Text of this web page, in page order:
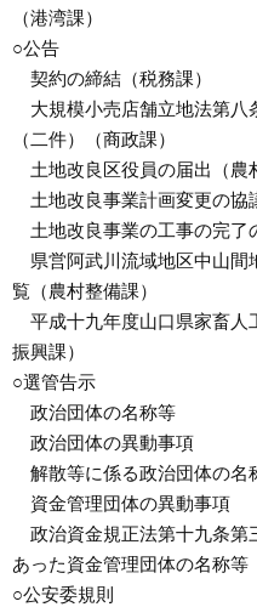
（港湾課）
○公告
契約の締結（税務課）
大規模小売店舗立地法第八
（二件）（商政課）
土地改良区役員の届出（農
土地改良事業計画変更の協
土地改良事業の工事の完了
県営阿武川流域地区中山間
覧（農村整備課）
平成十九年度山口県家畜人
振興課）
○選管告示
政治団体の名称等
政治団体の異動事項
解散等に係る政治団体の名
資金管理団体の異動事項
政治資金規正法第十九条第
あった資金管理団体の名称等
○公安委規則